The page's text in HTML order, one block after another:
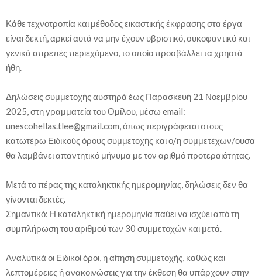
Κάθε τεχνοτροπία και μέθοδος εικαστικής έκφρασης στα έργα
είναι δεκτή, αρκεί αυτά να μην έχουν υβριστικό, συκοφαντικό και
γενικά απρεπές περιεχόμενο, το οποίο προσβάλλει τα χρηστά
ήθη.
Δηλώσεις συμμετοχής αυστηρά έως Παρασκευή 21 Νοεμβρίου
2025, στη γραμματεία του Ομίλου, μέσω email:
unescohellas.tlee@gmail.com, όπως περιγράφεται στους
κατωτέρω Ειδικούς όρους συμμετοχής και ο/η συμμετέχων/ουσα
θα λαμβάνει απαντητικό μήνυμα με τον αριθμό προτεραιότητας.
Μετά το πέρας της καταληκτικής ημερομηνίας, δηλώσεις δεν θα
γίνονται δεκτές.
Σημαντικό: Η καταληκτική ημερομηνία παύει να ισχύει από τη
συμπλήρωση του αριθμού των 30 συμμετοχών και μετά.
Αναλυτικά οι Ειδικοί όροι, η αίτηση συμμετοχής, καθώς και
λεπτομέρειες ή ανακοινώσεις για την έκθεση θα υπάρχουν στην